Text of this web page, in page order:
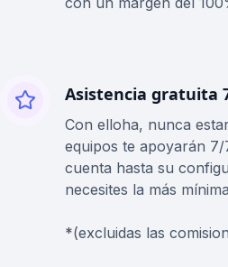
Asistencia gratuita
Con elloha, nunca
equipos te apoyarán
cuenta hasta su
necesites la más
*(excluidas las